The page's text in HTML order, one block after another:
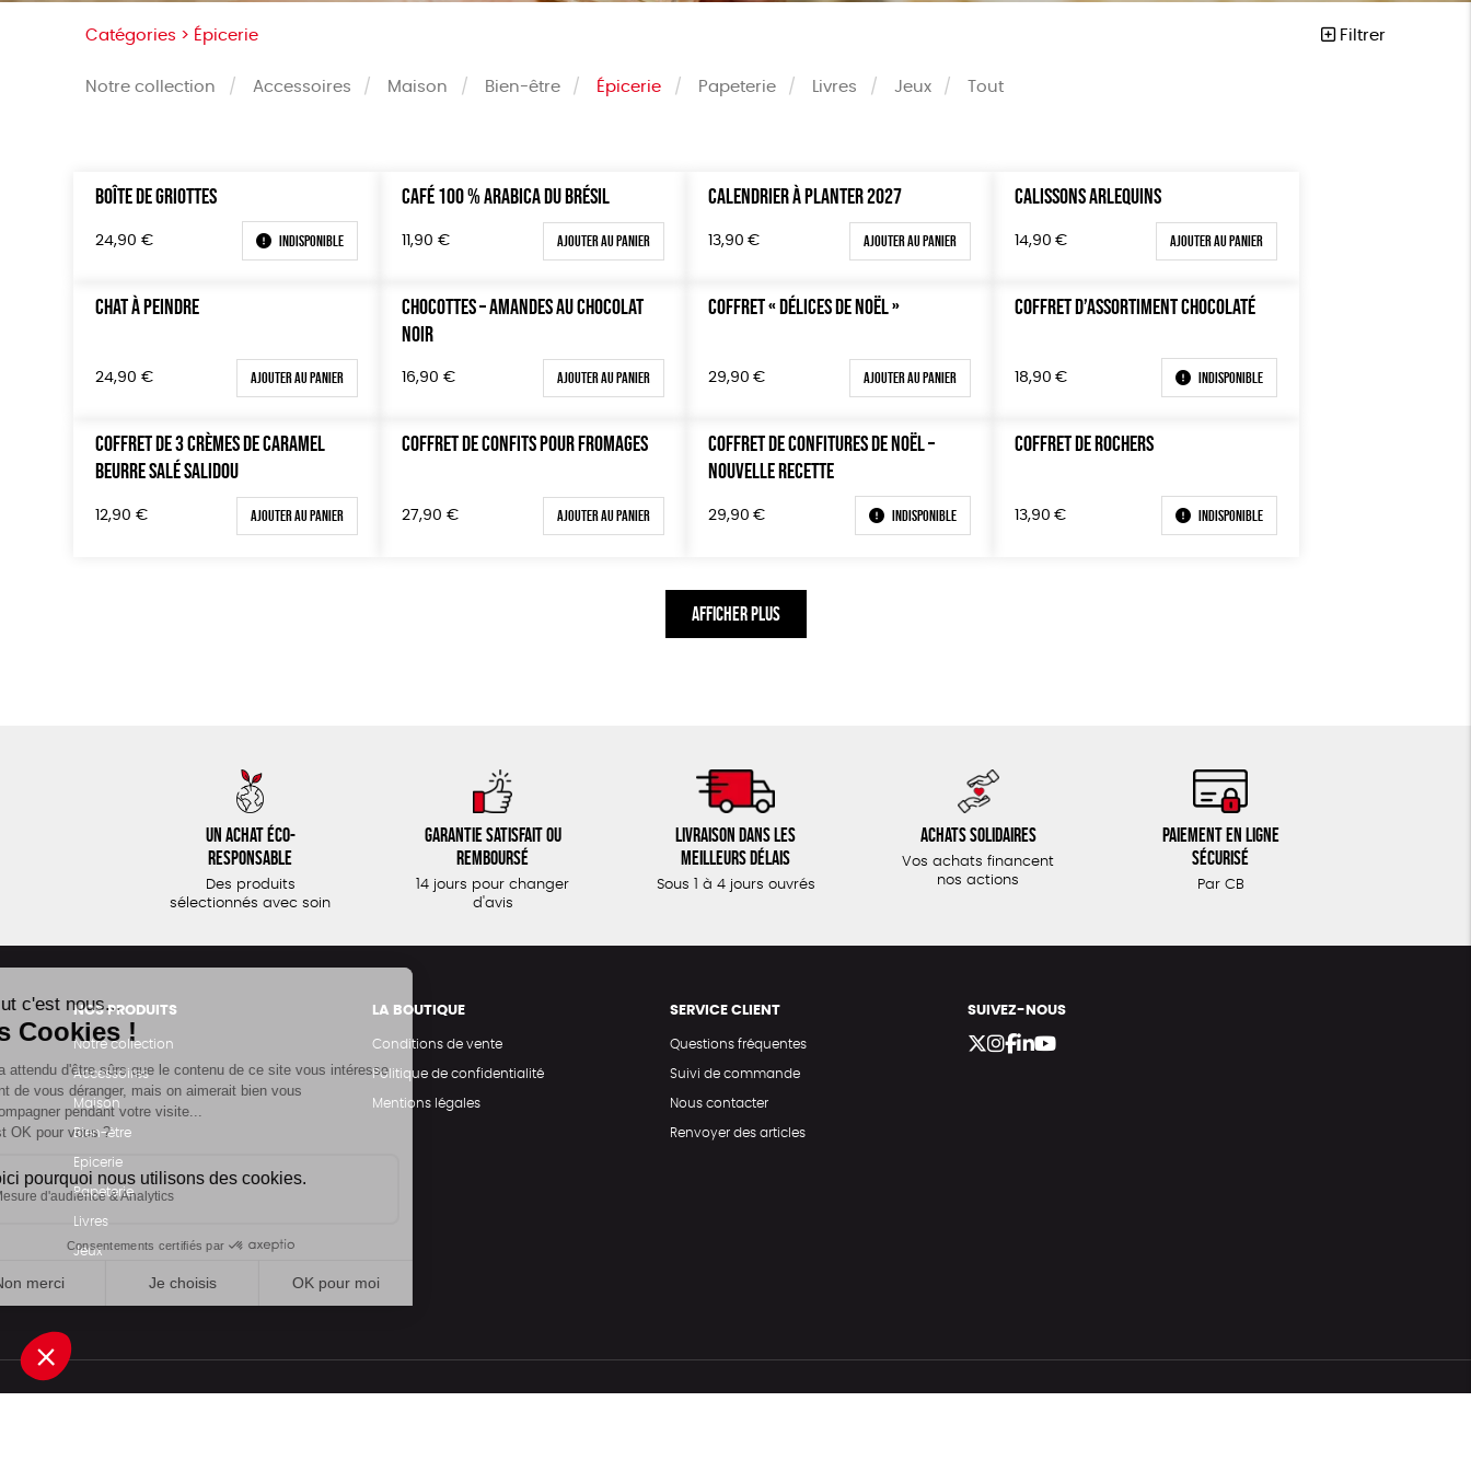
Catégories > Épicerie Filtrer
Notre collection Accessoires Maison Bien-être Épicerie Papeterie Livres Jeux Tout
Trier par
Disponibilité
Prix
Plus de 200€
Couleur
violet
Mots clés
Fabriqué en France
Biodégradable
ESAT
BOÎTE DE GRIOTTES
24,90 € Indisponible
CAFÉ 100 % ARABICA DU BRÉSIL
11,90 € Ajouter au panier
CALENDRIER À PLANTER 2027
13,90 € Ajouter au panier
CALISSONS ARLEQUINS
14,90 € Ajouter au panier
CHAT À PEINDRE
24,90 € Ajouter au panier
CHOCOTTES – AMANDES AU CHOCOLAT
NOIR
16,90 € Ajouter au panier
COFFRET « DÉLICES DE NOËL »
29,90 € Ajouter au panier
COFFRET D’ASSORTIMENT CHOCOLATÉ
18,90 € Indisponible
COFFRET DE 3 CRÈMES DE CARAMEL
BEURRE SALÉ SALIDOU
12,90 € Ajouter au panier
COFFRET DE CONFITS POUR FROMAGES
27,90 € Ajouter au panier
COFFRET DE CONFITURES DE NOËL –
NOUVELLE RECETTE
29,90 € Indisponible
COFFRET DE ROCHERS
13,90 € Indisponible
AFFICHER PLUS
Un achat éco-
responsable
Des produits
sélectionnés avec soin
Garantie satisfait ou
remboursé
14 jours pour changer
d'avis
Livraison dans les
meilleurs délais
Sous 1 à 4 jours ouvrés
Achats solidaires
Vos achats financent
nos actions
Paiement en ligne
sécurisé
Par CB
NOS PRODUITS
Notre collection
Accessoires
Maison
Bien-être
Epicerie
Papeterie
Livres
Jeux
LA BOUTIQUE
Conditions de vente
Politique de confidentialité
Mentions légales
SERVICE CLIENT
Questions fréquentes
Suivi de commande
Nous contacter
Renvoyer des articles
SUIVEZ-NOUS